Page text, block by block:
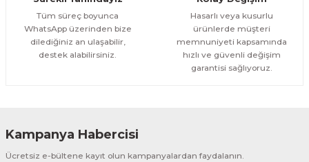
800,00 TL %12
Evinemoda
Boho Tarzı Çiçek 3 Parça Ahşap Çerçeveli Tablo ACT
Evinemoda
Vincent Van Gogh Temalı 3 Parça Ahşap Çerçeveli Tablo ACT
Tüm süreç boyunca
WhatsApp üzerinden bize
dilediğiniz an ulaşabilir,
destek alabilirsiniz.
Hasarlı veya kusurlu
ürünlerde müşteri
memnuniyeti kapsamında
hızlı ve güvenli değişim
garantisi sağlıyoruz.
Kampanya Habercisi
Ücretsiz e-bültene kayıt olun kampanyalardan faydalanın.